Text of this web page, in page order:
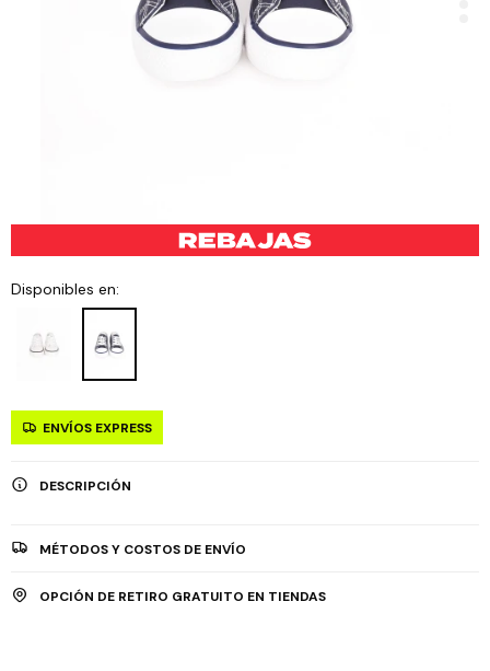
Disponibles en:
ENVÍOS EXPRESS
DESCRIPCIÓN
MÉTODOS Y COSTOS DE ENVÍO
OPCIÓN DE RETIRO GRATUITO EN TIENDAS